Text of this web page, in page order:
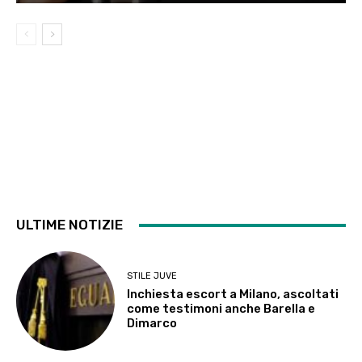
ULTIME NOTIZIE
STILE JUVE
Inchiesta escort a Milano, ascoltati
come testimoni anche Barella e
Dimarco